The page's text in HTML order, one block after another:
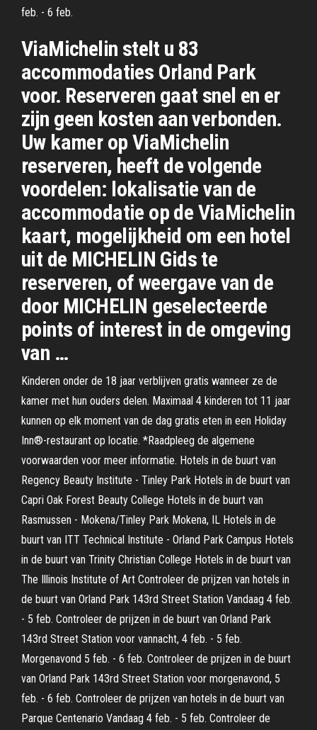
feb. - 6 feb.
ViaMichelin stelt u 83
accommodaties Orland Park
voor. Reserveren gaat snel en er
zijn geen kosten aan verbonden.
Uw kamer op ViaMichelin
reserveren, heeft de volgende
voordelen: lokalisatie van de
accommodatie op de ViaMichelin
kaart, mogelijkheid om een hotel
uit de MICHELIN Gids te
reserveren, of weergave van de
door MICHELIN geselecteerde
points of interest in de omgeving
van …
Kinderen onder de 18 jaar verblijven gratis wanneer ze de
kamer met hun ouders delen. Maximaal 4 kinderen tot 11 jaar
kunnen op elk moment van de dag gratis eten in een Holiday
Inn®-restaurant op locatie. *Raadpleeg de algemene
voorwaarden voor meer informatie. Hotels in de buurt van
Regency Beauty Institute - Tinley Park Hotels in de buurt van
Capri Oak Forest Beauty College Hotels in de buurt van
Rasmussen - Mokena/Tinley Park Mokena, IL Hotels in de
buurt van ITT Technical Institute - Orland Park Campus Hotels
in de buurt van Trinity Christian College Hotels in de buurt van
The Illinois Institute of Art Controleer de prijzen van hotels in
de buurt van Orland Park 143rd Street Station Vandaag 4 feb.
- 5 feb. Controleer de prijzen in de buurt van Orland Park
143rd Street Station voor vannacht, 4 feb. - 5 feb.
Morgenavond 5 feb. - 6 feb. Controleer de prijzen in de buurt
van Orland Park 143rd Street Station voor morgenavond, 5
feb. - 6 feb. Controleer de prijzen van hotels in de buurt van
Parque Centenario Vandaag 4 feb. - 5 feb. Controleer de